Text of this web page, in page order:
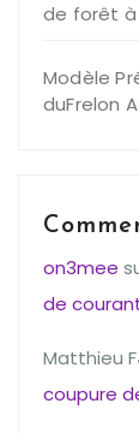
de forêt à
Modèle
duFrelon
on3mee
de
Matthieu
coupure